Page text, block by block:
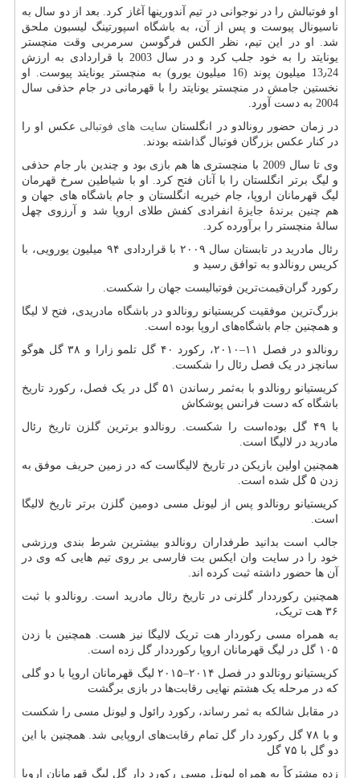
او فوتبالش را در نوجوانی در تیم آندورینها آغاز کرد. بعد از دو سال به
ناسیونال پیوست و پس از آن، به باشگاه اسپورتینگ لیسبون ملحق
شد. او در این تیم، نظر الکس فرگوسن سرمربی وقت منچستر
یونایتد را به خود جلب کرد و در سال 2003 با قراردادی به ارزش
13٫24 میلیون پوند (16 میلیون یورو) به منچستر یونایتد پیوست. او
نخستین جامش در منچستر یونایتد را با قهرمانی در جام حذفی سال
2004 به دست آورد.
در زمان حضور رونالدو در انگلستان سایت های فوتبالی عکس او را
در کنار عکس بزرگان فوتبال گذاشته بودند.
وی تا سال 2009 با منچستری ها هم بازی بود و چندین بار جام حذفی
و لیگ برتر انگلستان را با آنان فتح کرد. او با شیاطین سرخ قهرمان
لیگ قهرمانان اروپا، جام خیریه انگلستان و جام باشگاه های جهان و
هم چنین برندهٔ جایزهٔ انفرادی کفش طلای اروپا شد و آرزوی چهل
سالهٔ منچستر را برآورده کرد.
رئال مادرید در تابستان سال ۲۰۰۹ با قراردادی ۹۴ میلیون یورویی، با
کریس رونالدو به توافق رسید و
رکورد گران‌قیمت‌ترین فوتبالیست جهان را شکست.
بزرگ‌ترین موفقیت کریستیانو رونالدو در باشگاه مادریدی، فتح لا لیگا
و همچنین جام باشگاه‌های اروپا بوده است.
رونالدو در فصل ۱۱–۲۰۱۰، رکورد ۴۰ گل تلمو زارا و ۳۸ گل هوگو
سانچز در یک فصل رئال را شکست.
کریستیانو رونالدو با به‌ثمر رساندن ۵۱ گل در یک فصل، رکورد تاریخ
باشگاه که دست فرانس پوشکاش
با ۴۹ گل بوده‌است را شکست. رونالدو برترین گلزن تاریخ رئال
مادرید در لالیگا است.
همچنین اولین بازیکن در تاریخ لالیگاست که در زمین حریف موفق به
زدن ۵ گل شده است.
کریستیانو رونالدو پس از لیونل مسی دومین گلزن برتر تاریخ لالیگا
است.
جالب است بدانید طرفداران رونالدو بیشترین شرط بندی ورزشی
خود را در سایت وان ایکس بت فارسی بر روی تیم هایی که وی در
آن ها حضور داشته ثبت کرده اند.
همچنین رکورددار گلزنی در تاریخ رئال مادرید است. رونالدو با ثبت
۳۶ هت تریک،
به همراه مسی رکوردار هت تریک لالیگا نیز هست. همچنین با زدن
۱۰۵ گل در لیگ قهرمانان اروپا رکورددار گل زده است.
کریستیانو رونالدو در فصل ۲۰۱۴–۲۰۱۵ لیگ قهرمانان اروپا با دو گلی
که در مرحله یک هشتم نهایی رقابت‌ها در بازی برگشت
در مقابل شالکه به ثمر رساند، رکورد رائول و لیونل مسی را شکست
و با ۷۸ گل رکورد دار گل تمام رقابت‌های اروپایی شد. همچنین با این
دو گل با ۷۵ گل
زده مشترکاً به همراه لیونل مسی رکورد دار گل لیگ قهرمانان اروپا